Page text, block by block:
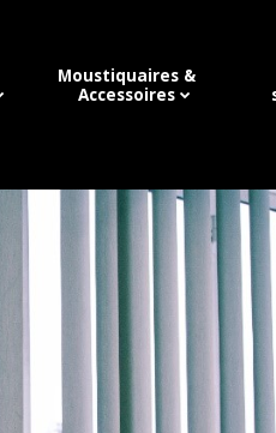
Moustiquaires &
Accessoires